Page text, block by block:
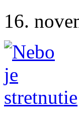
16.